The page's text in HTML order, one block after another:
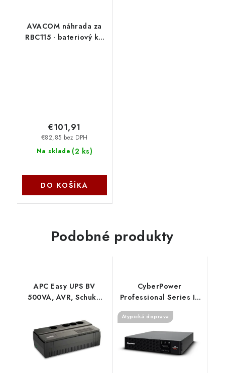
AVACOM náhrada za
RBC115 - bateriový kit
Na sklade (2 ks)
€82,85 bez DPH
€101,91
DO KOŠÍKA
Podobné produkty
APC Easy UPS BV
500VA, AVR, Schuko
CyberPower
Professional Series III
RackMount
3000VA/3000W, 2U
PR3000ERT2U Cyber
Power Systems
Atypická doprava